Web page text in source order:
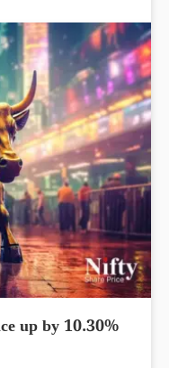
up by 10.30%